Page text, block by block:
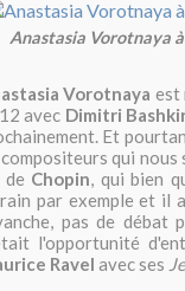
Anastasia Vorotnaya
Vorotnaya est
avec Dimitri
Et
qui
de Chopin, qui bien
par exemple et il
pas de débat
l'opportunité
Ravel avec ses